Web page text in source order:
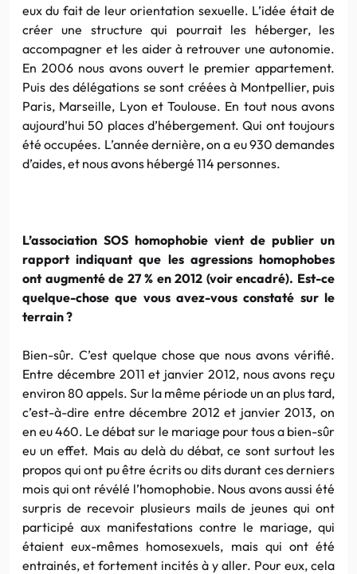
eux du fait de leur orientation sexuelle. L’idée était de
créer une structure qui pourrait les héberger, les
accompagner et les aider à retrouver une autonomie.
En 2006 nous avons ouvert le premier appartement.
Puis des délégations se sont créées à Montpellier, puis
Paris, Marseille, Lyon et Toulouse. En tout nous avons
aujourd’hui 50 places d’hébergement. Qui ont toujours
été occupées. L’année dernière, on a eu 930 demandes
d’aides, et nous avons hébergé 114 personnes.
L’association SOS homophobie vient de publier un
rapport indiquant que les agressions homophobes
ont augmenté de 27 % en 2012 (voir encadré). Est-ce
quelque-chose que vous avez-vous constaté sur le
terrain ?
Bien-sûr. C’est quelque chose que nous avons vérifié.
Entre décembre 2011 et janvier 2012, nous avons reçu
environ 80 appels. Sur la même période un an plus tard,
c’est-à-dire entre décembre 2012 et janvier 2013, on
en eu 460. Le débat sur le mariage pour tous a bien-sûr
eu un effet. Mais au delà du débat, ce sont surtout les
propos qui ont pu être écrits ou dits durant ces derniers
mois qui ont révélé l’homophobie. Nous avons aussi été
surpris de recevoir plusieurs mailsde jeunes qui ont
participé aux manifestations contre le mariage, qui
étaient eux-mêmes homosexuels, mais qui ont été
entrainés, et fortement incités à y aller. Pour eux, cela